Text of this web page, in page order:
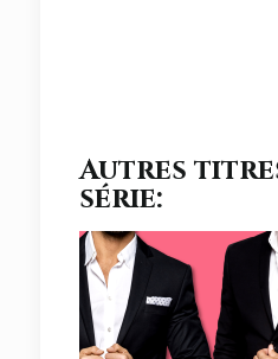
Autres
série: